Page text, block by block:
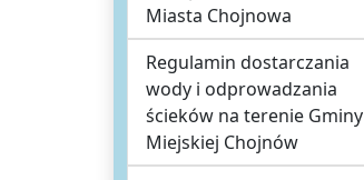
Miasta Chojnowa
Regulamin dostarczania
wody i odprowadzania
ścieków na terenie Gminy
Miejskiej Chojnów